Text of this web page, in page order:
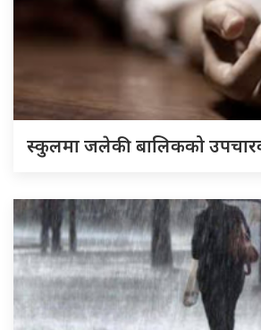
स्कुलमा जलेकी बालिकको